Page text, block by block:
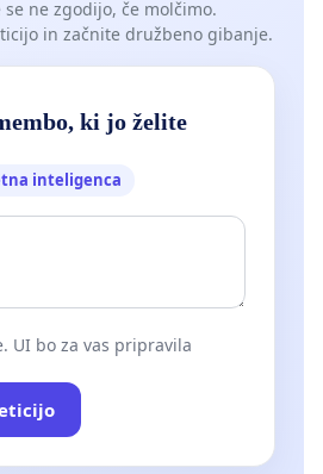
se ne zgodijo, če molčimo.
in začnite družbeno gibanje.
ki jo želite
inteligenca
UI bo za vas pripravila